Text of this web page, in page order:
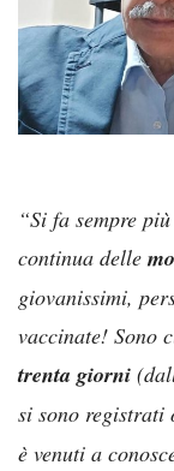
“Si fa sempre
continua delle
giovanissimi,
vaccinate! Sono
trenta giorni
si sono registrati
è venuti a